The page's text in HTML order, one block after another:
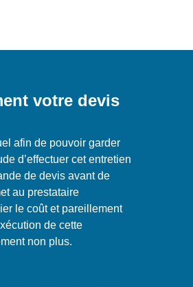
votre devis
afin de pouvoir garder
d’effectuer cet entretien
de devis avant de
au prestataire
le coût et pareillement
de cette
non plus.